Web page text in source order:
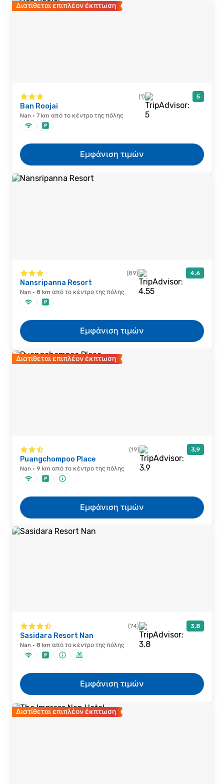
Διατίθεται επιπλέον έκπτωση
(1) 5
Ban Roojai
Nan · 7 km από το κέντρο της πόλης
Εμφάνιση τιμών
(89) 4,6
Nansripanna Resort
Nan · 8 km από το κέντρο της πόλης
Εμφάνιση τιμών
Διατίθεται επιπλέον έκπτωση
(19) 3,9
Puangchompoo Place
Nan · 9 km από το κέντρο της πόλης
Εμφάνιση τιμών
(74) 3,8
Sasidara Resort Nan
Nan · 8 km από το κέντρο της πόλης
Εμφάνιση τιμών
Διατίθεται επιπλέον έκπτωση